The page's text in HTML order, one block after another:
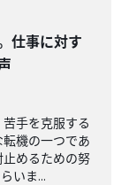
仕事に対す
手を克服する
機の一つであ
めるための努
いま...